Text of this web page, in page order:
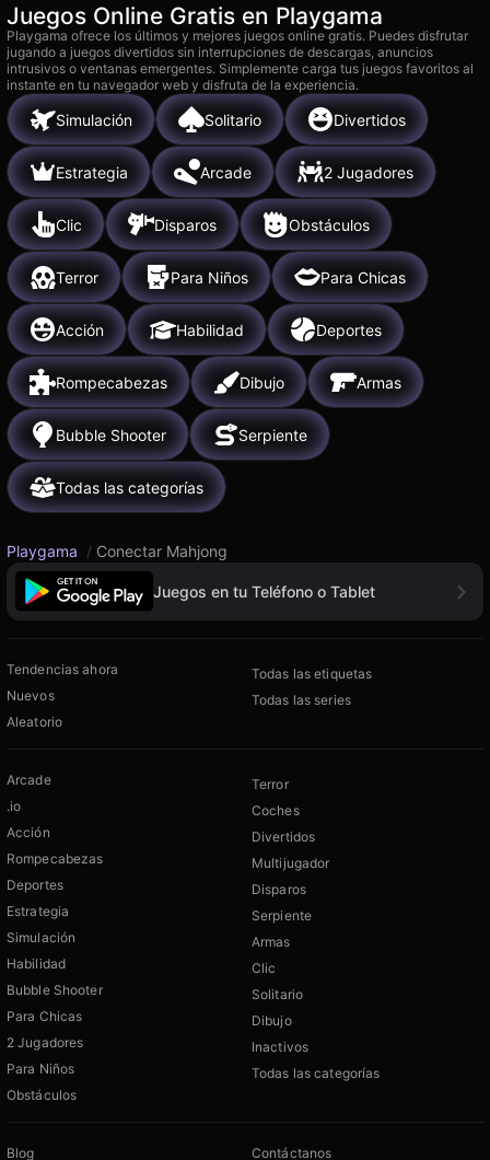
Juegos Online Gratis en Playgama
Playgama ofrece los últimos y mejores juegos online gratis. Puedes disfrutar
jugando a juegos divertidos sin interrupciones de descargas, anuncios
intrusivos o ventanas emergentes. Simplemente carga tus juegos favoritos al
instante en tu navegador web y disfruta de la experiencia.
Simulación Solitario Divertidos
Estrategia Arcade 2 Jugadores
Clic Disparos Obstáculos
Terror Para Niños Para Chicas
Acción Habilidad Deportes
Rompecabezas Dibujo Armas
Bubble Shooter Serpiente
Todas las categorías
Playgama / Conectar Mahjong
Juegos en tu Teléfono o Tablet
Tendencias ahora
Nuevos
Aleatorio
Todas las etiquetas
Todas las series
Arcade
.io
Acción
Rompecabezas
Deportes
Estrategia
Simulación
Habilidad
Bubble Shooter
Para Chicas
2 Jugadores
Para Niños
Obstáculos
Terror
Coches
Divertidos
Multijugador
Disparos
Serpiente
Armas
Clic
Solitario
Dibujo
Inactivos
Todas las categorías
Blog Contáctanos